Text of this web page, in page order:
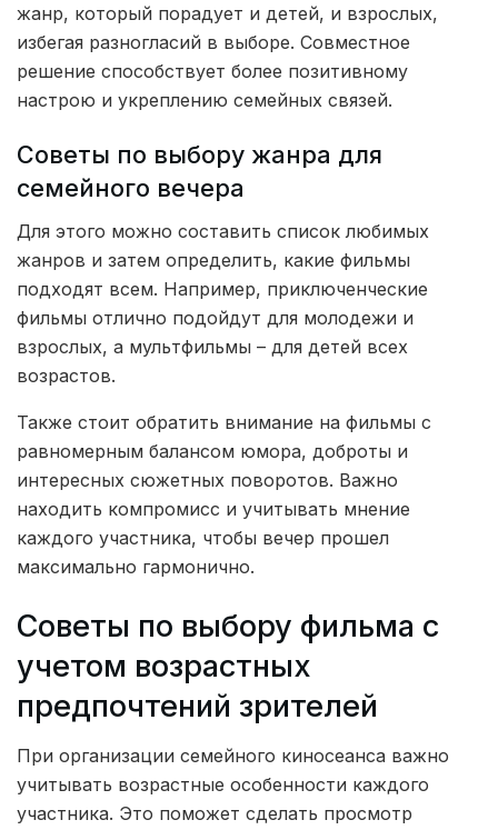
жанр, который порадует и детей, и взрослых,
избегая разногласий в выборе. Совместное
решение способствует более позитивному
настрою и укреплению семейных связей.
Советы по выбору жанра для
семейного вечера
Для этого можно составить список любимых
жанров и затем определить, какие фильмы
подходят всем. Например, приключенческие
фильмы отлично подойдут для молодежи и
взрослых, а мультфильмы – для детей всех
возрастов.
Также стоит обратить внимание на фильмы с
равномерным балансом юмора, доброты и
интересных сюжетных поворотов. Важно
находить компромисс и учитывать мнение
каждого участника, чтобы вечер прошел
максимально гармонично.
Советы по выбору фильма с
учетом возрастных
предпочтений зрителей
При организации семейного киносеанса важно
учитывать возрастные особенности каждого
участника. Это поможет сделать просмотр